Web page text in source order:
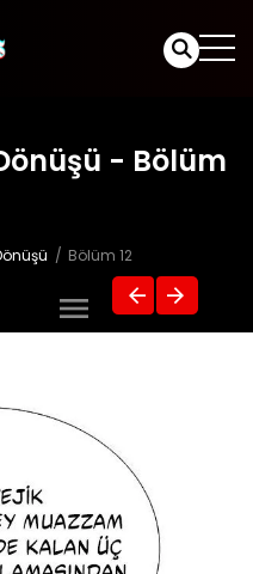
- Bölüm
Bölüm 12